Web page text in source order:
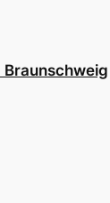
Braunschweig